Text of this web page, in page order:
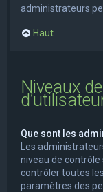
administrateurs
Haut
Niveaux
Que sont les
Les
niveau de
contrôler toutes
paramètres des